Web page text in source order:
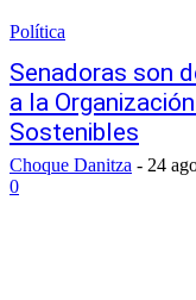
Política
Senadoras son
a la
Sostenibles
Choque Danitza - 24
0